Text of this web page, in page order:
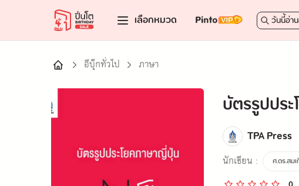
เลือกหมวด
อีบุ๊กทั่วไป ภาษา
บัตรรูปปร
TPA Press
นักเขียน : ศ.ดร.สม